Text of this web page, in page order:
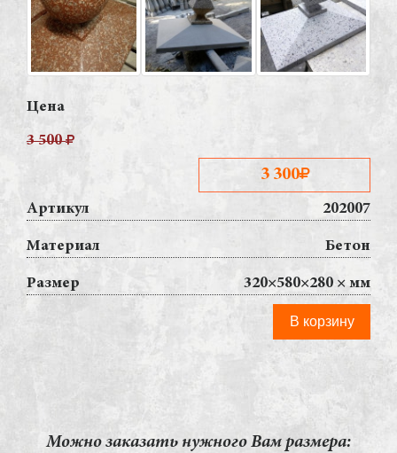
Цена
3 500
3 300
Артикул 202007
Материал Бетон
Размер 320×580×280 × мм
В корзину
Можно заказать нужного Вам размера: